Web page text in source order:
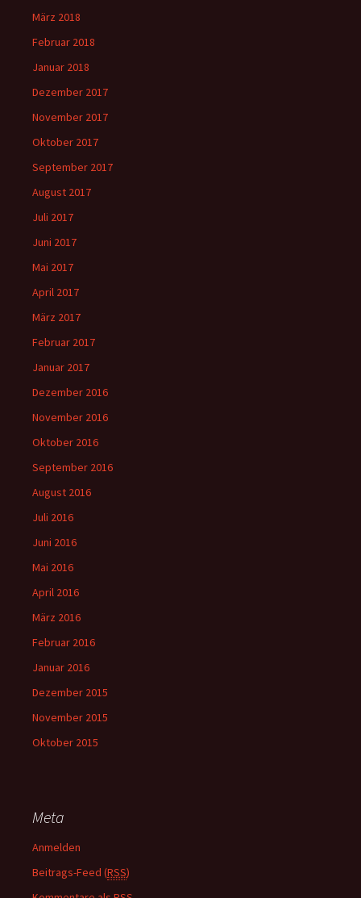
März 2018
Februar 2018
Januar 2018
Dezember 2017
November 2017
Oktober 2017
September 2017
August 2017
Juli 2017
Juni 2017
Mai 2017
April 2017
März 2017
Februar 2017
Januar 2017
Dezember 2016
November 2016
Oktober 2016
September 2016
August 2016
Juli 2016
Juni 2016
Mai 2016
April 2016
März 2016
Februar 2016
Januar 2016
Dezember 2015
November 2015
Oktober 2015
Meta
Anmelden
Beitrags-Feed (RSS)